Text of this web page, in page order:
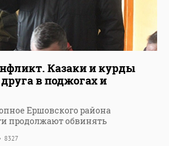
Казаки и курды
в поджогах и
Ершовского района
продолжают обвинять
8327